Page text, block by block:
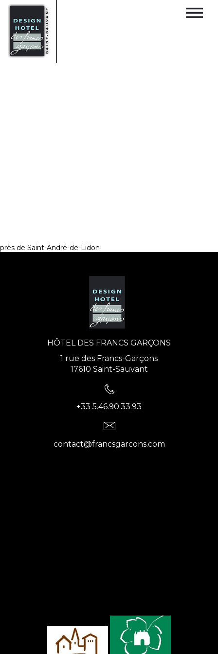
près de Saint-André-de-Lidon
HÔTEL DES FRANCS GARÇONS
1 rue des Francs-Garçons
17610 Saint-Sauvant
+33 5.46.90.33.93
contact@francsgarcons.com